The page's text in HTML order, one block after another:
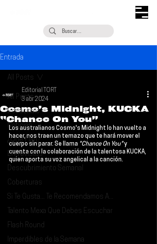
Entrada
All Posts
Escúchalo
Noticias
¿Qué Plan?
Entrevistas
Descubrimiento Semanal
Coberturas
Si Te Gusta... Te Recomendamos A...
Talento Mexa Que Debes Escuchar
Flash Round
Imperdibles de la Semana
All Posts
Cosmo’s Midnight, KUCKA
“Chance On You”
Editorial TORT
3 abr 2024
Los australianos Cosmo's Midnight lo han vuelto a
hacer, nos traen un temazo que te hará mover el
cuerpo sin parar. Se llama "Chance On You" y
cuenta con la colaboración de la talentosa KUCKA,
quien aporta su voz angelical a la canción.